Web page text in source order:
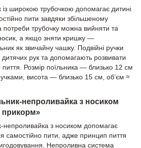
із широкою трубочкою допомагає дитині
пити завдяки збільшеному
потреби трубочку можна вийняти та
а якщо зняти кришку —
як звичайну чашку. Подвійні ручки
рук та допомагають розвивати
пиття. Розмір поїльника — близько 12 см
висота — близько 15 см, об’єм ≈
непроливайка з носиком
прикорм»
непроливайка з носиком допомагає
самостійно пити, адже принцип пиття
Непроливна система